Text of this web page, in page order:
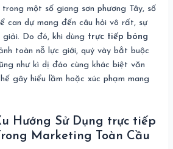
một số giang sơn phương Tây, số
can dự mang đến câu hỏi vô rất, sự
Do đó, khi dùng trực tiếp bóng
toàn nỗ lực giới, quý vày bắt buộc
như kì dị đáo cùng khác biệt văn
gây hiểu lầm hoặc xúc phạm mang
Hướng Sử Dụng trực tiếp
Marketing Toàn Cầu